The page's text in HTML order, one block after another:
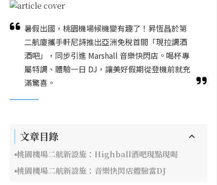
暑假出國，桃園機場候機變有趣了！昇恆昌於第
二航廈攜手軒尼詩推出亞洲免稅首間「現拉調酒
酒吧」，同步引進 Marshall 音樂快閃店。喝杯專
屬特調、體驗一日 DJ，讓美好假期從登機前就充
滿驚喜。
文章目錄
桃園機場二航新設施：Highball酒吧現點現喝
桃園機場二航新設施：音樂快閃店體驗當DJ